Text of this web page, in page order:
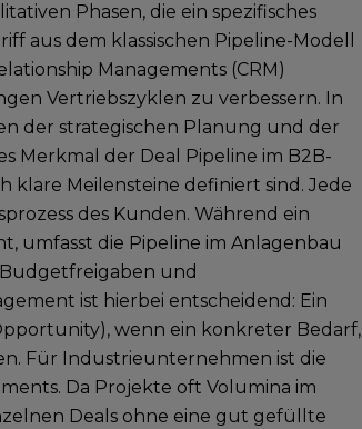
Phasen, die ein spezifisches
aus dem klassischen Pipeline-Modell
Managements (CRM)
Vertriebszyklen zu verbessern. In
der strategischen Planung und der
Merkmal der Deal Pipeline im B2B-
klare Meilensteine definiert sind. Jede
des Kunden. Während ein
umfasst die Pipeline im Anlagenbau
und
ist hierbei entscheidend: Ein
wenn ein konkreter Bedarf,
Für Industrieunternehmen ist die
Da Projekte oft Volumina im
Deals ohne eine gut gefüllte